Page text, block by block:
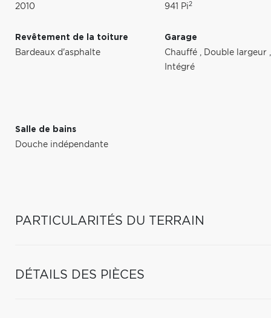
2010
941 Pi2
Revêtement de la toiture
Bardeaux d'asphalte
Garage
Chauffé , Double largeur ,
Intégré
Salle de bains
Douche indépendante
PARTICULARITÉS DU TERRAIN
DÉTAILS DES PIÈCES